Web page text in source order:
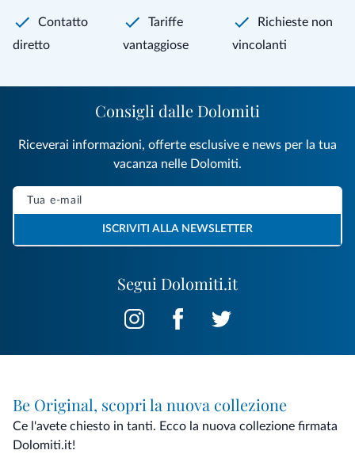
Contatto
diretto
Tariffe
vantaggiose
Richieste non
vincolanti
Segui Dolomiti.it
Consigli dalle Dolomiti
Riceverai informazioni, offerte esclusive e news per la tua
vacanza nelle Dolomiti.
ISCRIVITI ALLA NEWSLETTER
Be Original, scopri la nuova collezione
Ce l'avete chiesto in tanti. Ecco la nuova collezione firmata
Dolomiti.it!